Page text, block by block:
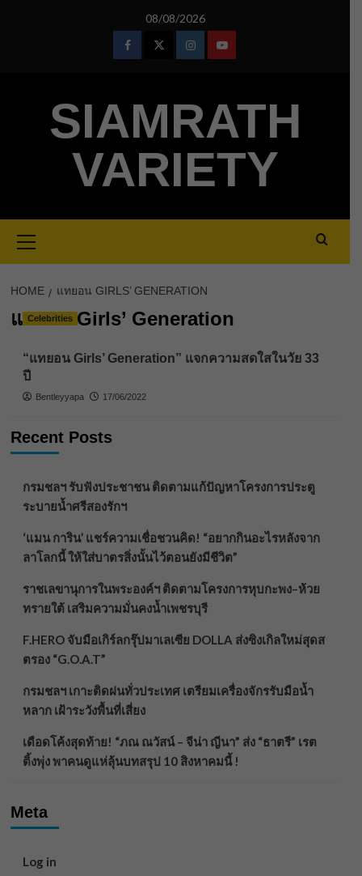
08/08/2026
FacebookTwitterInstagramYoutube
SIAMRATH
VARIETY
Menu
HOME แทยอน GIRLS’ GENERATION
แทยอน Girls’ Generation
Celebrities
“แทยอน Girls’ Generation” แจกความสดใสในวัย 33
ปี
Bentleyyapa 17/06/2022
Recent Posts
กรมชลฯ รับฟังประชาชน ติดตามแก้ปัญหาโครงการประตู
ระบายน้ำศรีสองรักฯ
‘แมน การิน’ แชร์ความเชื่อชวนคิด! “อยากกินอะไรหลังจาก
ลาโลกนี้ ให้ใส่บาตรสิ่งนั้นไว้ตอนยังมีชีวิต”
ราชเลขานุการในพระองค์ฯ ติดตามโครงการหุบกะพง–ห้วย
ทรายใต้ เสริมความมั่นคงน้ำเพชรบุรี
F.HERO จับมือเกิร์ลกรุ๊ปมาเลเซีย DOLLA ส่งซิงเกิลใหม่สุดส
ตรอง “G.O.A.T”
กรมชลฯ เกาะติดฝนทั่วประเทศ เตรียมเครื่องจักรรับมือน้ำ
หลาก เฝ้าระวังพื้นที่เสี่ยง
เดือดโค้งสุดท้าย! “ภณ ณวัสน์ – จีน่า ญีนา” ส่ง “ธาตรี” เรต
ติ้งพุ่ง พาคนดูแห่ลุ้นบทสรุป 10 สิงหาคมนี้ !
Meta
Log in